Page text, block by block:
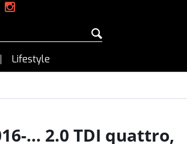
Lifestyle
... 2.0 TDI quattro,